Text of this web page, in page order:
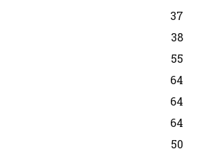
37
38
55
64
64
64
50